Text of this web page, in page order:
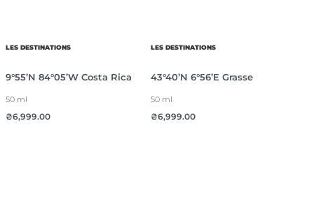
LES DESTINATIONS
9°55’N 84°05’W Costa Rica
50 ml
₴6,999.00
LES DESTINATIONS
43°40’N 6°56’E Grasse
50 ml
₴6,999.00